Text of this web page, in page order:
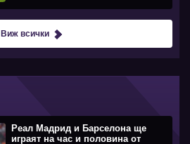
Виж всички
Реал Мадрид и Барселона ще
играят на час и половина от